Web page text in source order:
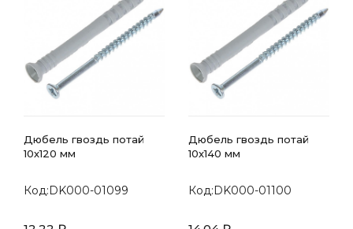
Дюбель гвоздь потай
10х120 мм
Код:DK000-01099
Дюбель гвоздь потай
10х140 мм
Код:DK000-01100